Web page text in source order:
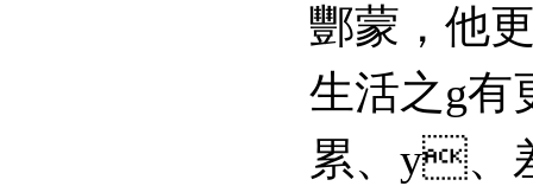
酆蒙，
生活之g
累